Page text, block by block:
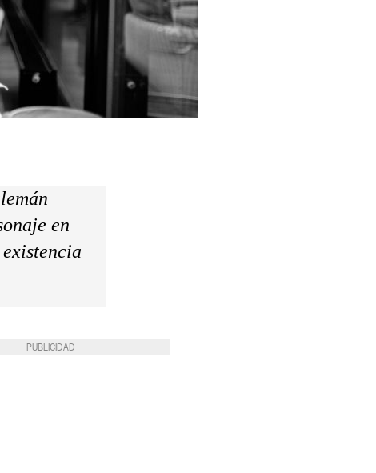
en
PUBLICIDAD